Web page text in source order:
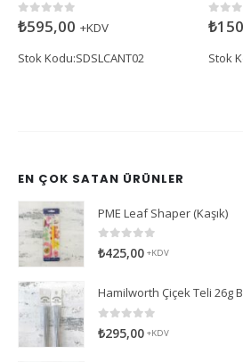
05 üzerinden
₺595,00 +KDV
Stok Kodu:SDSLCANT02
05
₺
Stok
EN ÇOK SATAN ÜRÜNLER
PME Leaf Shaper (Kaşık)
0 5 üzerinden
₺425,00 +KDV
Hamilworth Çiçek Teli 26g
0 5 üzerinden
₺295,00 +KDV